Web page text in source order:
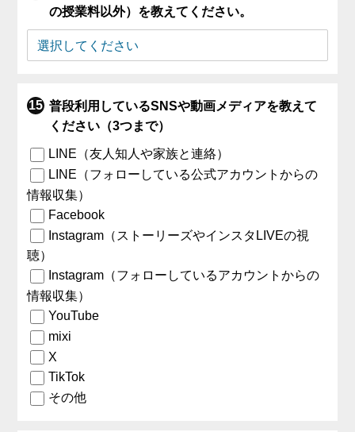
の授業料以外）を教えてください。
普段利用しているSNSや動画メディアを教えて
ください（3つまで）
LINE（友人知人や家族と連絡）
LINE（フォローしている公式アカウントからの
情報収集）
Facebook
Instagram（ストーリーズやインスタLIVEの視
聴）
Instagram（フォローしているアカウントからの
情報収集）
YouTube
mixi
X
TikTok
その他